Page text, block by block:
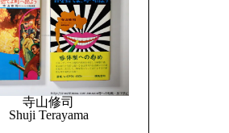
寺山修司
Shuji Terayama